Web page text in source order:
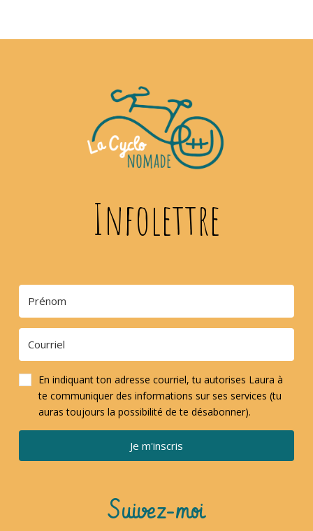
Infolettre
En indiquant ton adresse courriel, tu autorises Laura à
te communiquer des informations sur ses services (tu
auras toujours la possibilité de te désabonner).
Je m'inscris
Suivez-moi